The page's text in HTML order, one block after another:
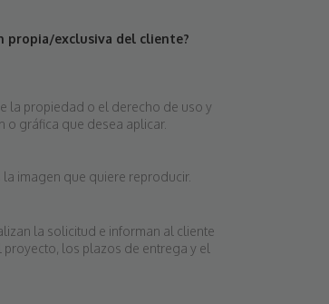
propia/exclusiva del cliente?
la propiedad o el derecho de uso y
o gráfica que desea aplicar.
imagen que quiere reproducir.
la solicitud e informan al cliente
los plazos de entrega y el